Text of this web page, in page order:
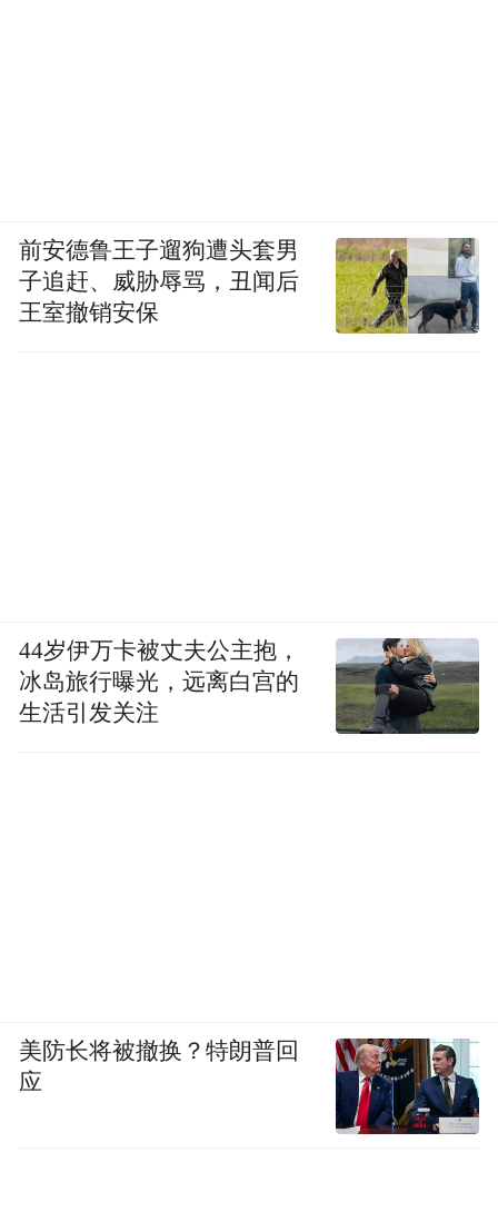
前安德鲁王子遛狗遭头套男
子追赶、威胁辱骂，丑闻后
王室撤销安保
44岁伊万卡被丈夫公主抱，
冰岛旅行曝光，远离白宫的
生活引发关注
美防长将被撤换？特朗普回
应